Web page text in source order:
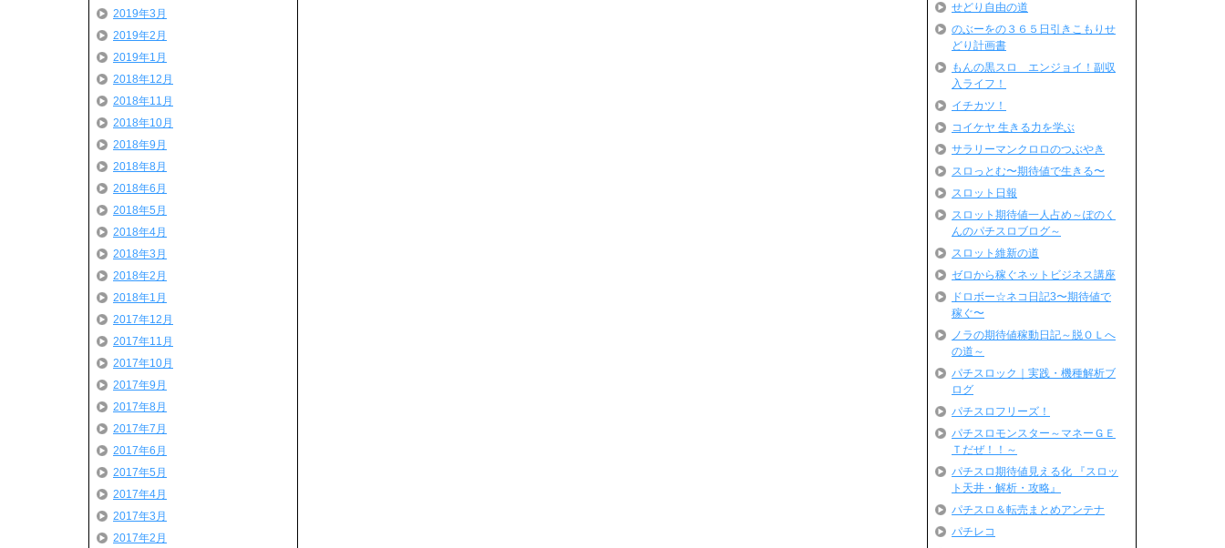
2019年3月
2019年2月
2019年1月
2018年12月
2018年11月
2018年10月
2018年9月
2018年8月
2018年6月
2018年5月
2018年4月
2018年3月
2018年2月
2018年1月
2017年12月
2017年11月
2017年10月
2017年9月
2017年8月
2017年7月
2017年6月
2017年5月
2017年4月
2017年3月
2017年2月
せどり自由の道
のぶーをの３６５日引きこもりせ
どり計画書
もんの黒スロ エンジョイ！副収
入ライフ！
イチカツ！
コイケヤ 生きる力を学ぶ
サラリーマンクロロのつぶやき
スロっとむ〜期待値で生きる〜
スロット日報
スロット期待値一人占め～ぽのく
んのパチスロブログ～
スロット維新の道
ゼロから稼ぐネットビジネス講座
ドロボー☆ネコ日記3〜期待値で
稼ぐ〜
ノラの期待値稼動日記～脱ＯＬへ
の道～
パチスロック｜実践・機種解析ブ
ログ
パチスロフリーズ！
パチスロモンスター～マネーＧＥ
Ｔだぜ！！～
パチスロ期待値見える化 『スロッ
ト天井・解析・攻略』
パチスロ＆転売まとめアンテナ
パチレコ